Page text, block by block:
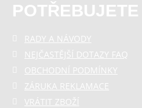
RADY A NÁVODY
NEJČASTĚJŠÍ DOTAZY FAQ
OBCHODNÍ PODMÍNKY
ZÁRUKA REKLAMACE
VRÁTIT ZBOŽÍ